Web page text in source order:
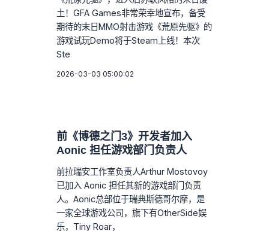
土！GFA Games非常荣幸地宣布，备受
期待的末日MMO射击游戏《荒原先驱》的
游戏试玩Demo将于Steam上线！本次
Ste
2026-03-03 05:00:02
前《博德之门3》开发者加入
Aonic 担任游戏部门负责人
前拉瑞安工作室负责人Arthur Mostovoy
已加入 Aonic 担任其新的游戏部门负责
人。Aonic总部位于瑞典斯德哥尔摩，是
一家全球游戏公司，旗下有OtherSide娱
乐，Tiny Roar，